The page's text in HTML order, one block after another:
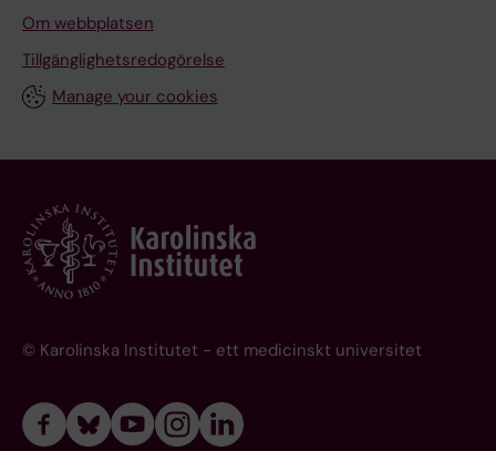
Om webbplatsen
Tillgänglighetsredogörelse
Manage your cookies
© Karolinska Institutet - ett medicinskt universitet